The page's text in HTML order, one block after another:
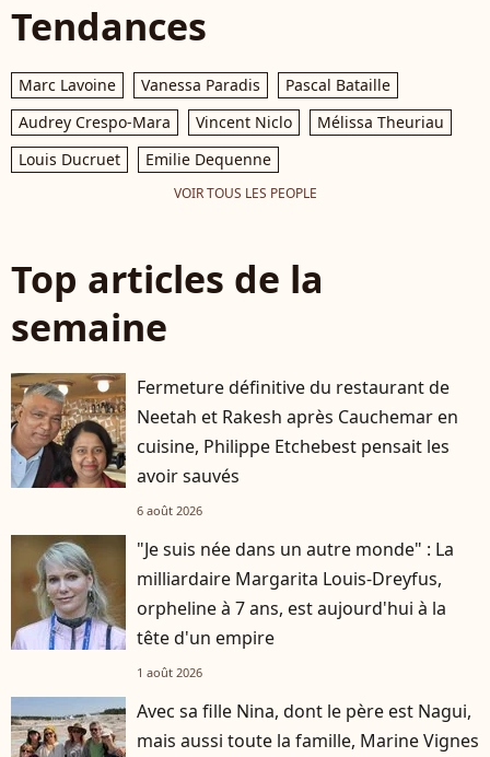
Tendances
Marc Lavoine Vanessa Paradis
Pascal Bataille
Audrey Crespo-Mara
Vincent Niclo
Mélissa Theuriau
Louis Ducruet
Emilie Dequenne
VOIR TOUS LES PEOPLE
Top articles de la
semaine
Fermeture définitive du restaurant de
Neetah et Rakesh après Cauchemar en
cuisine, Philippe Etchebest pensait les
avoir sauvés
6 août 2026
"Je suis née dans un autre monde" : La
milliardaire Margarita Louis-Dreyfus,
orpheline à 7 ans, est aujourd'hui à la
tête d'un empire
1 août 2026
Avec sa fille Nina, dont le père est Nagui,
mais aussi toute la famille, Marine Vignes